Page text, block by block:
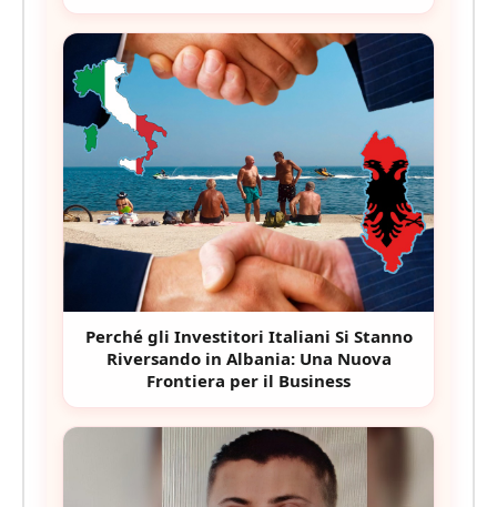
Perché gli Investitori Italiani Si Stanno
Riversando in Albania: Una Nuova
Frontiera per il Business